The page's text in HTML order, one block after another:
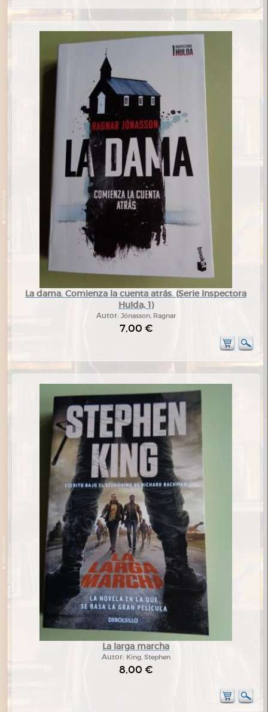
La dama. Comienza la cuenta atrás. (Serie Inspectora
Hulda, 1)
Autor: Jónasson, Ragnar
7,00 €
La larga marcha
Autor: King, Stephen
8,00 €